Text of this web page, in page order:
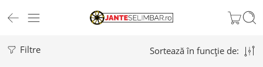
Filtre Sortează în funcție de: